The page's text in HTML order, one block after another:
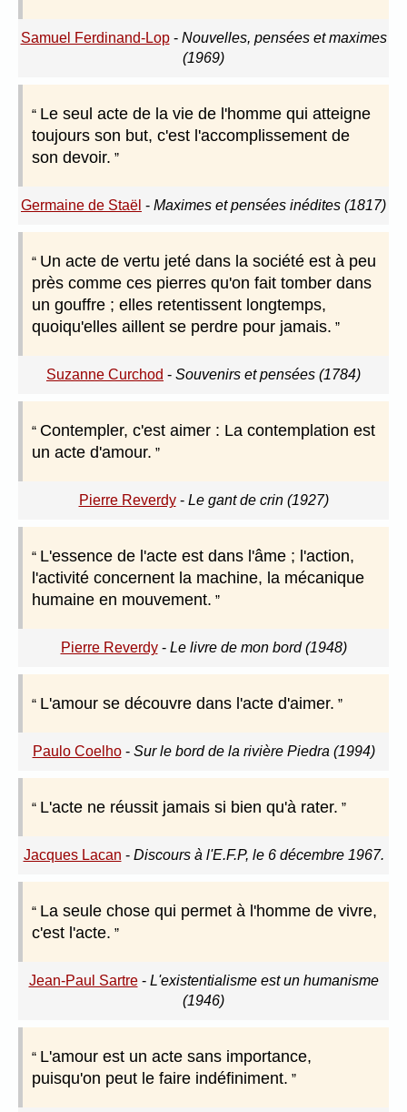
Samuel Ferdinand-Lop- Nouvelles, pensées et maximes
(1969)
Le seul acte de la vie de l'homme qui atteigne
toujours son but, c'est l'accomplissement de
son devoir.
Germaine de Staël - Maximes et pensées inédites (1817)
Un acte de vertu jeté dans la société est à peu
près comme ces pierres qu'on fait tomber dans
un gouffre ; elles retentissent longtemps,
quoiqu'elles aillent se perdre pour jamais.
Suzanne Curchod - Souvenirs et pensées (1784)
Contempler, c'est aimer : La contemplation est
un acte d'amour.
Pierre Reverdy- Le gant de crin (1927)
L'essence de l'acte est dans l'âme ; l'action,
l'activité concernent la machine, la mécanique
humaine en mouvement.
Pierre Reverdy- Le livre de mon bord (1948)
L'amour se découvre dans l'acte d'aimer.
Paulo Coelho- Sur le bord de la rivière Piedra (1994)
L'acte ne réussit jamais si bien qu'à rater.
Jacques Lacan - Discours à l'E.F.P, le 6 décembre 1967.
La seule chose qui permet à l'homme de vivre,
c'est l'acte.
Jean-Paul Sartre- L'existentialisme est un humanisme
(1946)
L'amour est un acte sans importance,
puisqu'on peut le faire indéfiniment.